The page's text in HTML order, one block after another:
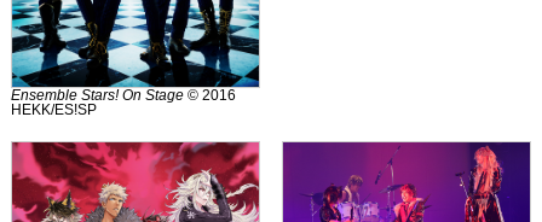
Ensemble Stars! On Stage © 2016
HEKK/ES!SP